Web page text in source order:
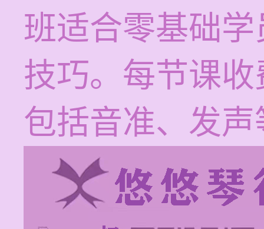
班适合零基础
技巧。每节课
包括音准、发声